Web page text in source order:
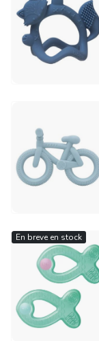
En breve en stock